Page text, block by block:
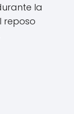
la
reposo